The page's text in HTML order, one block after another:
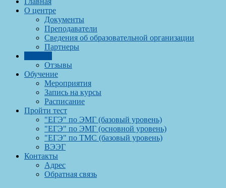
О центре
Документы
Преподаватели
Сведения об образовательной организации
Партнеры
Отзывы
Обучение
Мероприятия
Запись на курсы
Расписание
Пройти тест
"ЕГЭ" по ЭМГ (базовый уровень)
"ЕГЭ" по ЭМГ (основной уровень)
"ЕГЭ" по ТМС (базовый уровень)
ВЭЭГ
Контакты
Адрес
Обратная связь